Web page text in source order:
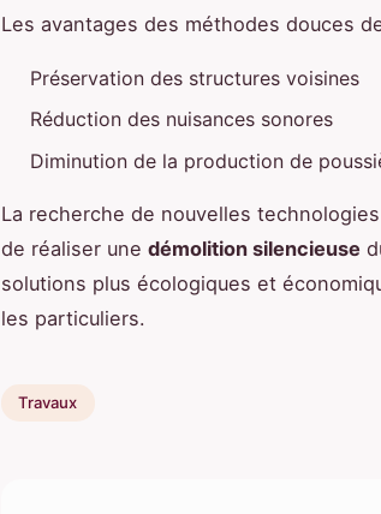
Les avantages des méthodes douces
Préservation des structures voisines
Réduction des nuisances sonores
Diminution de la production de
La recherche de nouvelles
de réaliser une démolition silencieuse
solutions plus écologiques et
les particuliers.
Travaux